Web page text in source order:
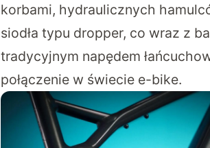
korbami, hydraulicznych
siodła typu dropper, co wraz z
tradycyjnym napędem
połączenie w świecie e-bike.